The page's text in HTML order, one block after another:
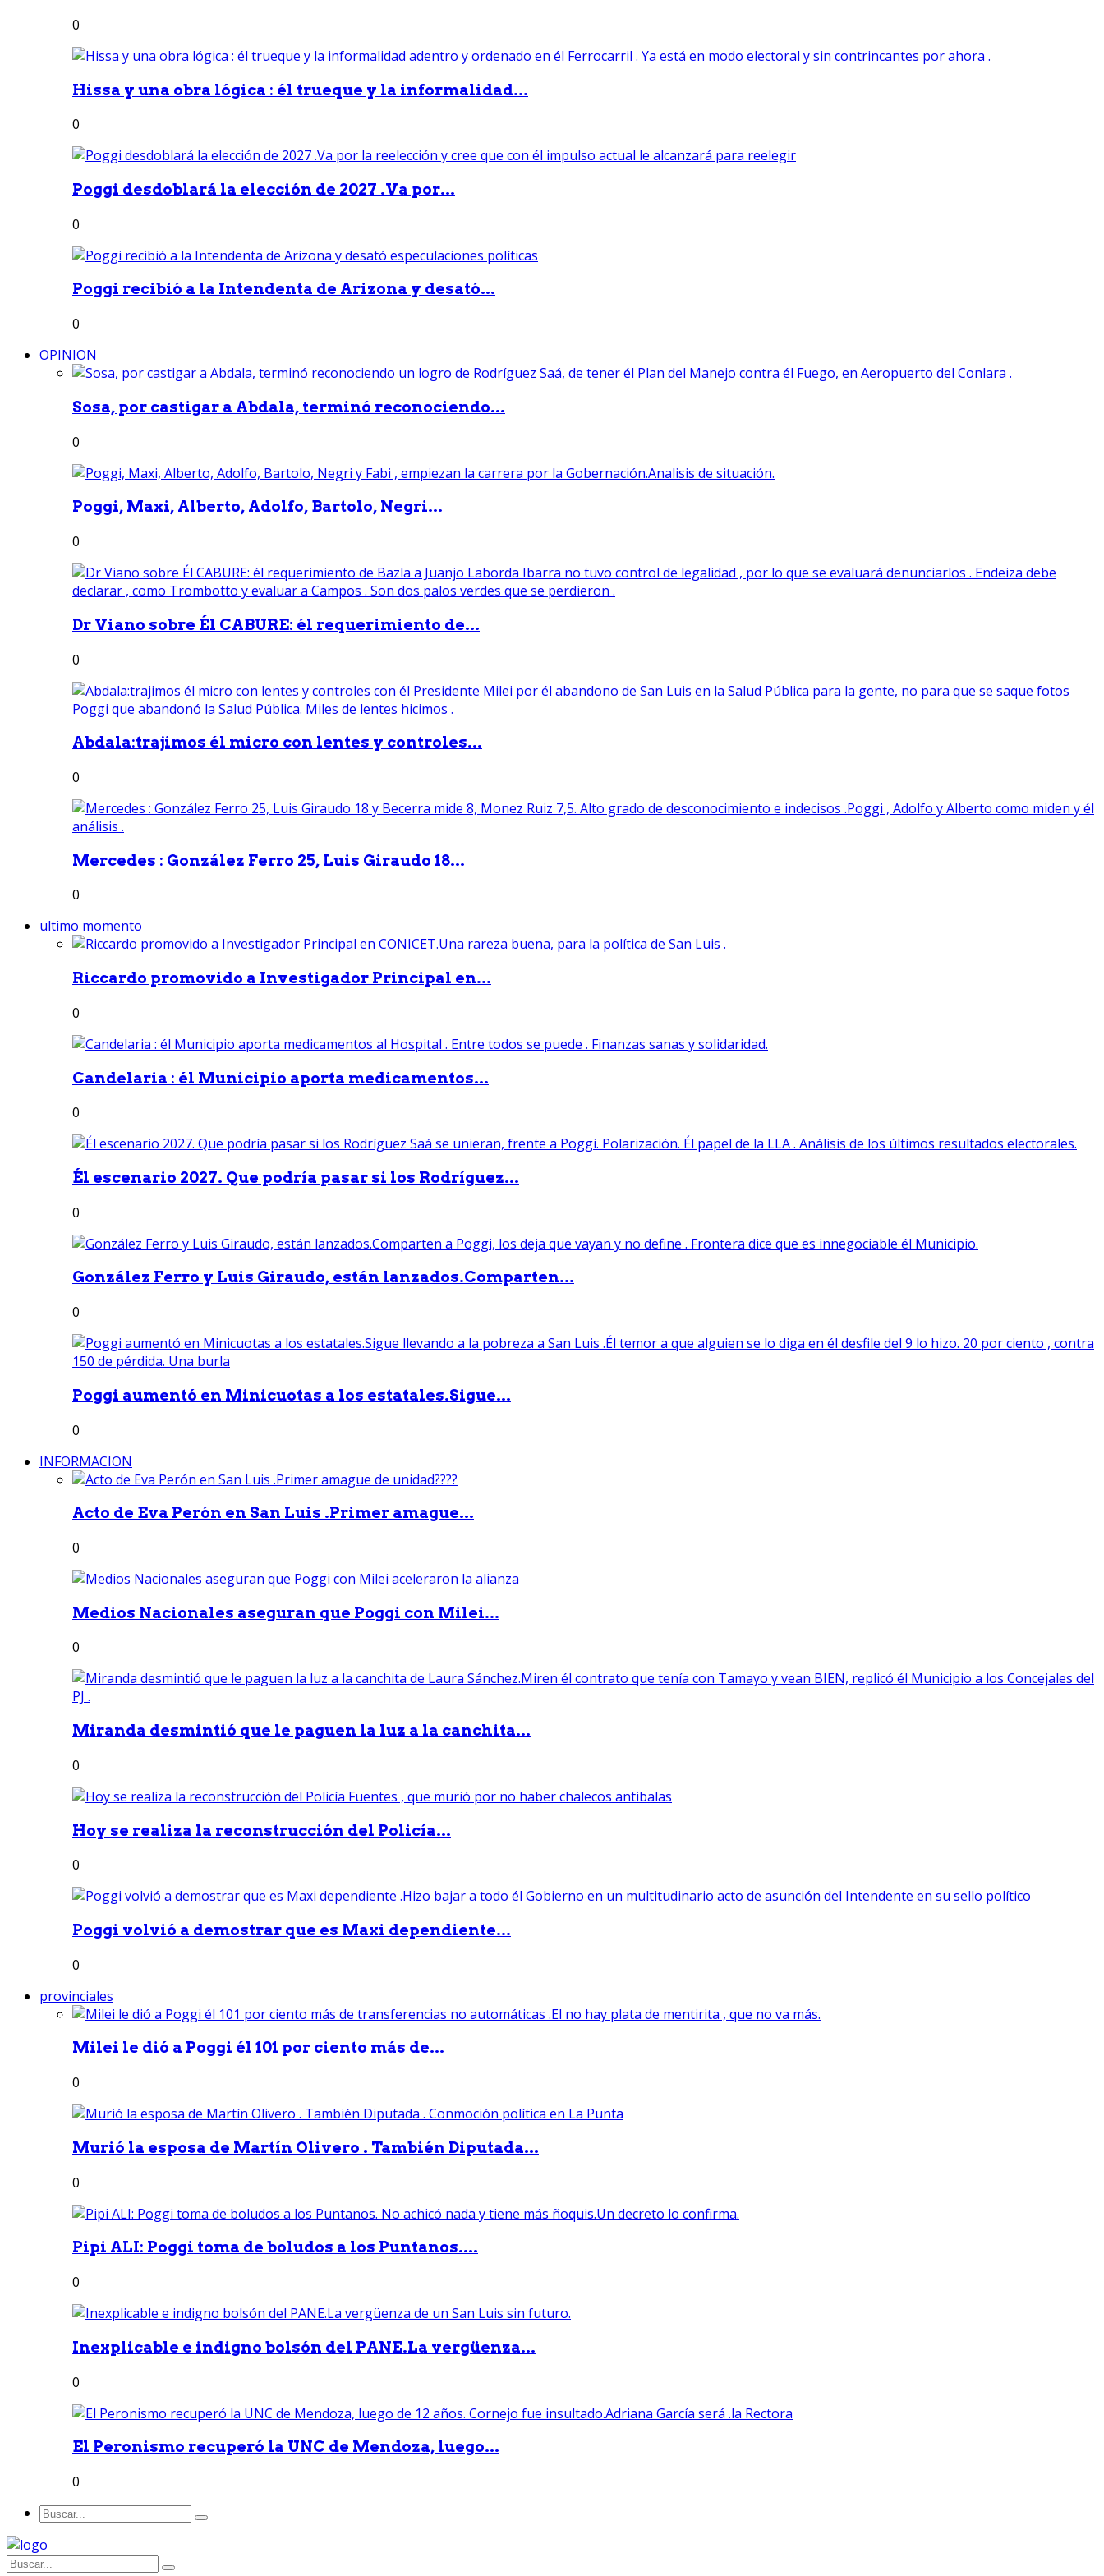
0
Hissa y una obra lógica : él trueque y la informalidad...
0
Poggi desdoblará la elección de 2027 .Va por...
0
Poggi recibió a la Intendenta de Arizona y desató...
0
OPINION
Sosa, por castigar a Abdala, terminó reconociendo...
0
Poggi, Maxi, Alberto, Adolfo, Bartolo, Negri...
0
Dr Viano sobre Él CABURE: él requerimiento de...
0
Abdala:trajimos él micro con lentes y controles...
0
Mercedes : González Ferro 25, Luis Giraudo 18...
0
ultimo momento
Riccardo promovido a Investigador Principal en...
0
Candelaria : él Municipio aporta medicamentos...
0
Él escenario 2027. Que podría pasar si los Rodríguez...
0
González Ferro y Luis Giraudo, están lanzados.Comparten...
0
Poggi aumentó en Minicuotas a los estatales.Sigue...
0
INFORMACION
Acto de Eva Perón en San Luis .Primer amague...
0
Medios Nacionales aseguran que Poggi con Milei...
0
Miranda desmintió que le paguen la luz a la canchita...
0
Hoy se realiza la reconstrucción del Policía...
0
Poggi volvió a demostrar que es Maxi dependiente...
0
provinciales
Milei le dió a Poggi él 101 por ciento más de...
0
Murió la esposa de Martín Olivero . También Diputada...
0
Pipi ALI: Poggi toma de boludos a los Puntanos....
0
Inexplicable e indigno bolsón del PANE.La vergüenza...
0
El Peronismo recuperó la UNC de Mendoza, luego...
0